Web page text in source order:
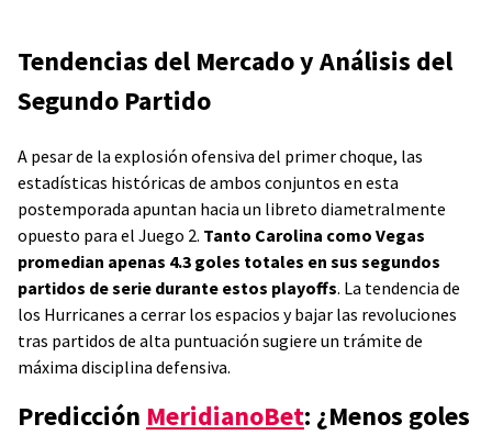
Tendencias del Mercado y Análisis del
Segundo Partido
A pesar de la explosión ofensiva del primer choque, las
estadísticas históricas de ambos conjuntos en esta
postemporada apuntan hacia un libreto diametralmente
opuesto para el Juego 2. Tanto Carolina como Vegas
promedian apenas 4.3 goles totales en sus segundos
partidos de serie durante estos playoffs. La tendencia de
los Hurricanes a cerrar los espacios y bajar las revoluciones
tras partidos de alta puntuación sugiere un trámite de
máxima disciplina defensiva.
Predicción MeridianoBet: ¿Menos goles